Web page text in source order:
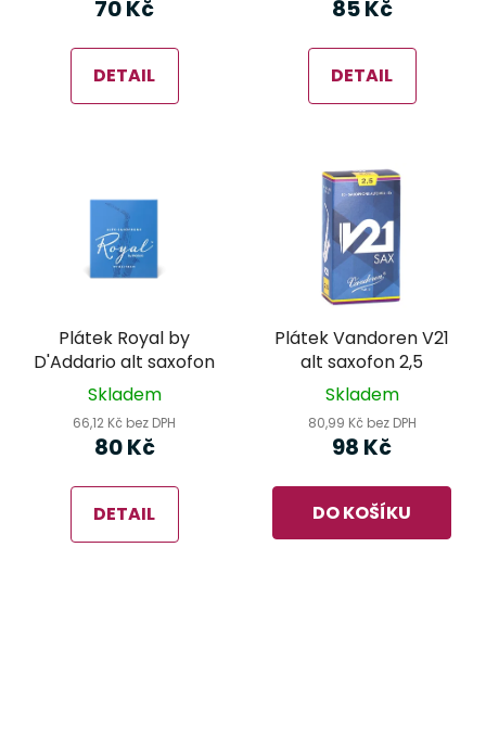
70 Kč
DETAIL
85 Kč
DETAIL
Plátek Royal by
D'Addario alt saxofon
Skladem
66,12 Kč bez DPH
80 Kč
DETAIL
Plátek Vandoren V21
alt saxofon 2,5
Skladem
80,99 Kč bez DPH
98 Kč
DO KOŠÍKU